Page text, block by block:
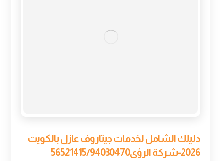
دليلك الشامل لخدمات جيتاروف عازل بالكويت
2026-شركة الرؤى56521415/94030470